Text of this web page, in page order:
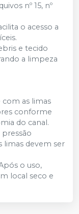
nº 15, nº
o acesso a
e tecido
a limpeza
com as limas
conforme
do canal.
pressão
limas devem ser
o uso,
local seco e